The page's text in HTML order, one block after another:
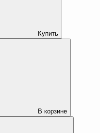
Купить
В корзине